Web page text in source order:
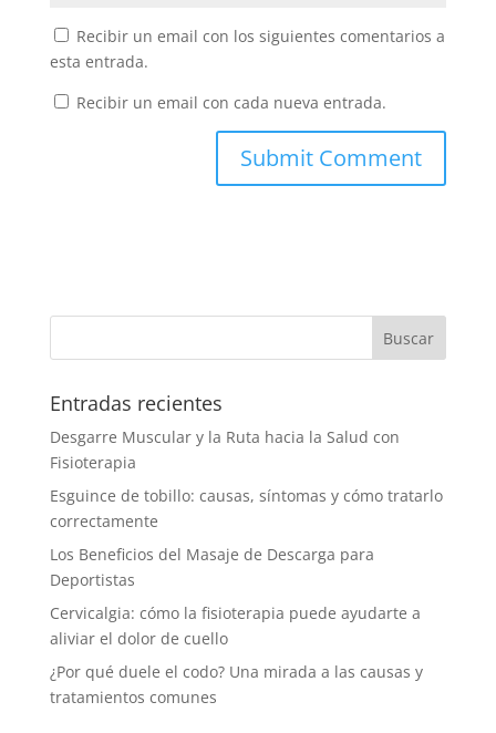
Recibir un email con los siguientes comentarios a
esta entrada.
Recibir un email con cada nueva entrada.
Entradas recientes
Desgarre Muscular y la Ruta hacia la Salud con
Fisioterapia
Esguince de tobillo: causas, síntomas y cómo tratarlo
correctamente
Los Beneficios del Masaje de Descarga para
Deportistas
Cervicalgia: cómo la fisioterapia puede ayudarte a
aliviar el dolor de cuello
¿Por qué duele el codo? Una mirada a las causas y
tratamientos comunes